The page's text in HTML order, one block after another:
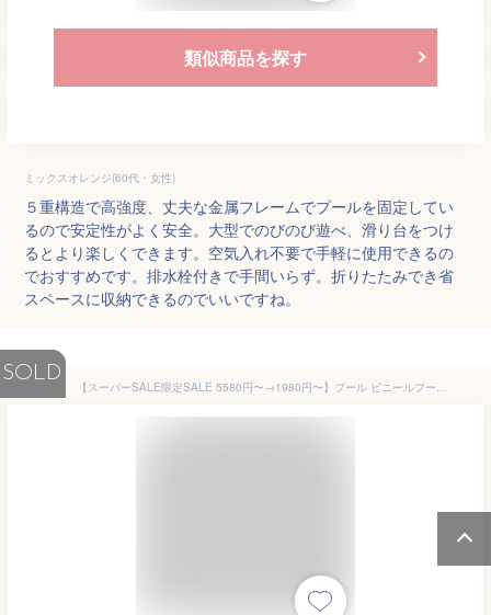
類似商品を探す
ミックスオレンジ(60代・女性)
５重構造で高強度、丈夫な金属フレームでプールを固定してい
るので安定性がよく安全。大型でのびのび遊べ、滑り台をつけ
るとより楽しくできます。空気入れ不要で手軽に使用できるの
でおすすめです。排水栓付きで手間いらず。折りたたみでき省
スペースに収納できるのでいいですね。
SOLD
【スーパーSALE限定SALE 5580円〜→1980円〜】プール ビニールプール 大型 空気入れセット 家庭用プール ファミリープール 大型プール ジャンボプール 2.8m ガーデンプール レジャープール エアープール プレイプール 家庭用 屋外用 長方形 子供 キッズ 大人 送料無料